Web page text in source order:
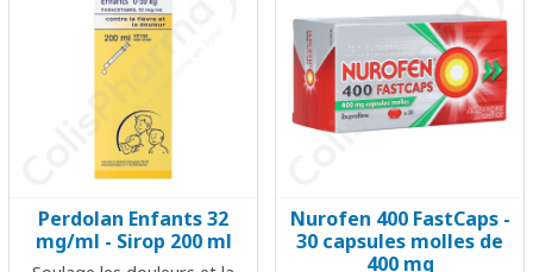
Perdolan Enfants 32
mg/ml - Sirop 200 ml
Nurofen 400 FastCaps -
30 capsules molles de
400 mg